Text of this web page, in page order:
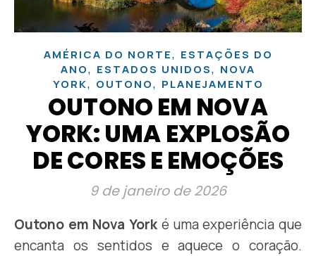
AMÉRICA DO NORTE, ESTAÇÕES DO
ANO, ESTADOS UNIDOS, NOVA
YORK, OUTONO, PLANEJAMENTO
OUTONO EM NOVA
YORK: UMA EXPLOSÃO
DE CORES E EMOÇÕES
9 de janeiro de 2026
Outono em Nova York é uma experiência que
encanta os sentidos e aquece o coração.